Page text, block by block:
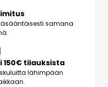
samana
150€ tilauksista
lähimpään